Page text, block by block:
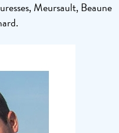
Meursault, Beaune